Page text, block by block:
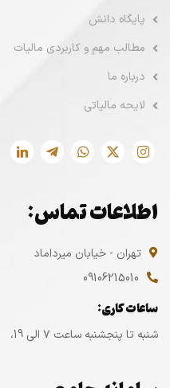
پایگاه دانش
مطالب مهم و کاربردی مالیات
درباره ما
لایحه مالیاتی
اطلاعات تماس:
تهران - خیابان میرداماد
09106215010
ساعات کاری:
شنبه تا پنجشنبه ساعت ۷ الی 19،